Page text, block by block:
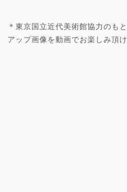
＊東京国立近代美術館協力のも
アップ画像を動画でお楽しみ頂け